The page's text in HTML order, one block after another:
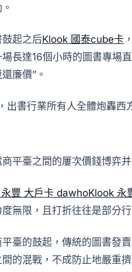
起之后Klook 國泰cube卡
長達16個小時的圖書專場
廉價”。
出書行業所有人全體炮轟西
平臺之間的屢次價錢博弈
豐 大戶卡 dawhoKlook 永
無限，且打折往往是部分
臺的鼓起，傳統的圖書發
的混戰，不成防止地嚴重